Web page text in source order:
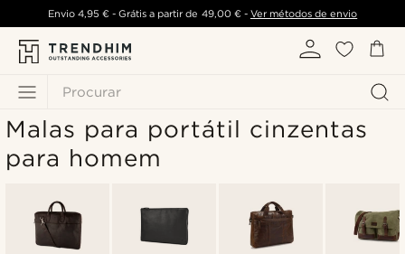
Procurar
Envio 4,95 €- Grátis a partir de 49,00 €- Ver métodos de envio
Malas para portátil cinzentas
para homem